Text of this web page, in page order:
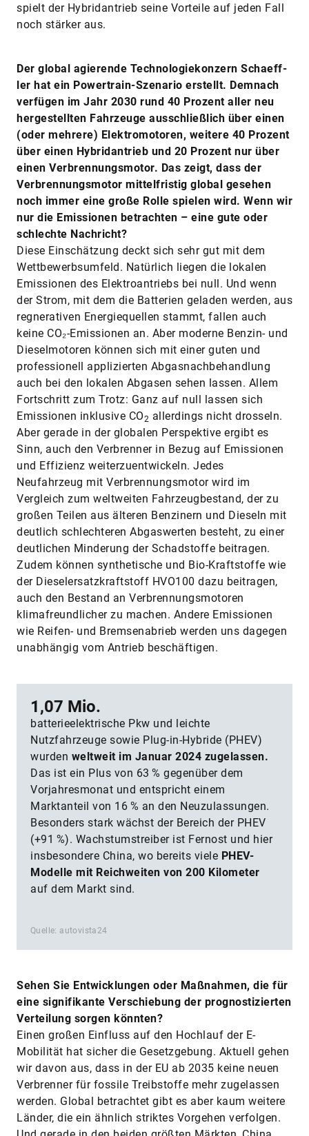
spielt der Hybridantrieb seine Vorteile auf jeden Fall
noch stärker aus.
Der global agierende Technologiekonzern Schaeff­
ler hat ein Powertrain-Szenario erstellt. Demnach
verfügen im Jahr 2030 rund 40 Prozent aller neu
hergestellten Fahrzeuge ausschließlich über einen
(oder mehrere) Elektromotoren, weitere 40 Prozent
über einen Hybridantrieb und 20 Prozent nur über
einen Verbrennungsmotor. Das zeigt, dass der
Verbrennungsmotor mittelfristig global gesehen
noch immer eine große Rolle spielen wird. Wenn wir
nur die Emissionen betrachten – eine gute oder
schlechte Nachricht?
Diese Einschätzung deckt sich sehr gut mit dem
Wettbewerbsumfeld. Natürlich liegen die lokalen
Emissionen des Elektroantriebs bei null. Und wenn
der Strom, mit dem die Batterien geladen werden, aus
regnerativen Energiequellen stammt, fallen auch
keine CO₂-Emissionen an. Aber moderne Benzin- und
Dieselmotoren können sich mit einer guten und
professionell applizierten Abgasnachbehandlung
auch bei den lokalen Abgasen sehen lassen. Allem
Fortschritt zum Trotz: Ganz auf null lassen sich
Emissionen inklusive CO2 allerdings nicht drosseln.
Aber gerade in der globalen Perspektive ergibt es
Sinn, auch den Verbrenner in Bezug auf Emissionen
und Effizienz weiterzuentwickeln. Jedes
Neufahrzeug mit Verbrennungsmotor wird im
Vergleich zum weltweiten Fahrzeugbestand, der zu
großen Teilen aus älteren Benzinern und Dieseln mit
deutlich schlechteren Abgaswerten besteht, zu einer
deutlichen Minderung der Schadstoffe beitragen.
Zudem können synthetische und Bio-Kraftstoffe wie
der Diesel­ersatzkraftstoff HVO100 dazu beitragen,
auch den Bestand an Verbrennungsmotoren
klimafreundlicher zu machen. Andere Emissionen
wie Reifen- und Bremsenabrieb werden uns dagegen
unabhängig vom Antrieb beschäftigen.
1,07 Mio.
batterieelektrische Pkw und leichte
Nutzfahrzeuge sowie Plug-in-Hybride (PHEV)
wurden weltweit im Januar 2024 zugelassen.
Das ist ein Plus von 63 % gegenüber dem
Vorjahresmonat und entspricht einem
Marktanteil von 16 % an den Neuzulassungen.
Besonders stark wächst der Bereich der PHEV
(+91 %). Wachstumstreiber ist Fernost und hier
insbesondere China, wo bereits viele PHEV-
Modelle mit Reichweiten von 200 Kilometer
auf dem Markt sind.
Quelle: autovista24
Sehen Sie Entwicklungen oder Maßnahmen, die für
eine signifikante Verschiebung der prognostizierten
Verteilung sorgen könnten?
Einen großen Einfluss auf den Hochlauf der E-
Mobilität hat sicher die Gesetzgebung. Aktuell gehen
wir davon aus, dass in der EU ab 2035 keine neuen
Verbrenner für fossile Treibstoffe mehr zugelassen
werden. Global betrachtet gibt es aber kaum weitere
Länder, die ein ähnlich striktes Vorgehen verfolgen.